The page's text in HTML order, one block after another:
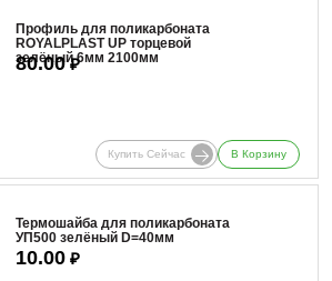
Профиль для поликарбоната
ROYALPLAST UP торцевой
зелёный 6мм 2100мм
80.00₽
Купить Сейчас В Корзину
Термошайба для поликарбоната
УП500 зелёный D=40мм
10.00 ₽